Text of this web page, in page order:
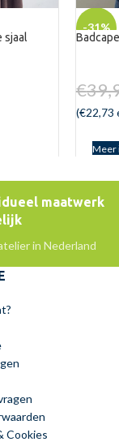
sjaal
-31%
€
(€22,73
Meer
maatwerk
in Nederland
Cookies